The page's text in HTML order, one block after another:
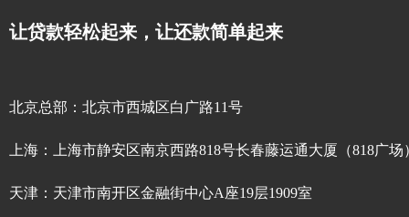
让贷款轻松起来，让还款简单起来
北京总部：北京市西城区白广路11号
上海：上海市静安区南京西路818号长春藤运通大厦（818广场
天津：天津市南开区金融街中心A座19层1909室